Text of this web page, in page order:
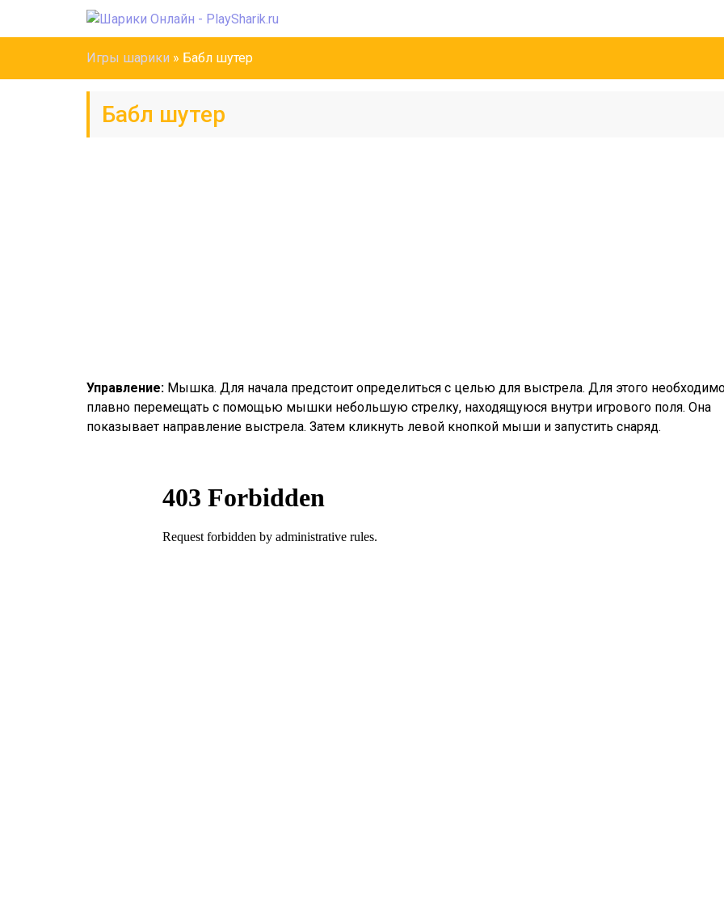
Игры шарики » Бабл шутер
Бабл шутер
Управление: Мышка. Для начала предстоит определиться с целью для выстрела. Для этого
плавно перемещать с помощью мышки небольшую стрелку, находящуюся внутри игрового поля. Она
показывает направление выстрела. Затем кликнуть левой кнопкой мыши и запустить снаряд.